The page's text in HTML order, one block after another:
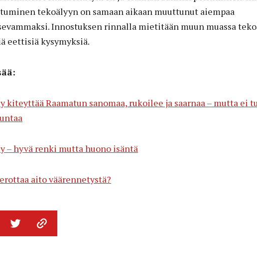
tekoälyyn on samaan aikaan muuttunut aiempaa
Innostuksen rinnalla mietitään muun muassa
eettisiä kysymyksiä.
kiteyttää Raamatun sanomaa, rukoilee ja saarnaa – mutta ei
– hyvä renki mutta huono isäntä
aito väärennetystä?